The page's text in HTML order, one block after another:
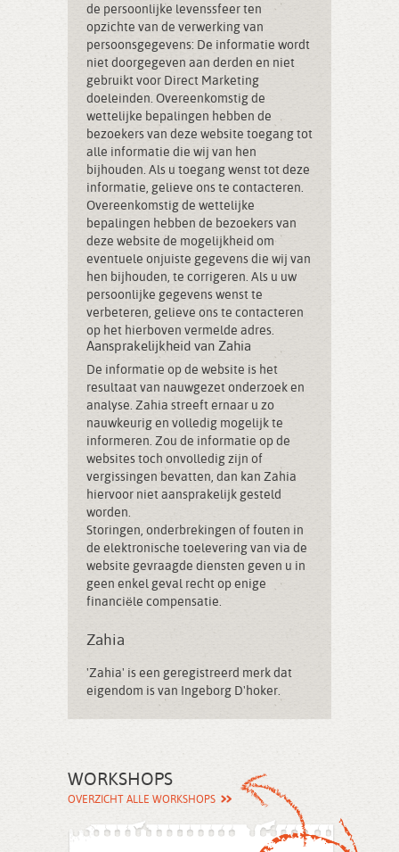
de persoonlijke levenssfeer ten
opzichte van de verwerking van
persoonsgegevens: De informatie wordt
niet doorgegeven aan derden en niet
gebruikt voor Direct Marketing
doeleinden. Overeenkomstig de
wettelijke bepalingen hebben de
bezoekers van deze website toegang tot
alle informatie die wij van hen
bijhouden. Als u toegang wenst tot deze
informatie, gelieve ons te contacteren.
Overeenkomstig de wettelijke
bepalingen hebben de bezoekers van
deze website de mogelijkheid om
eventuele onjuiste gegevens die wij van
hen bijhouden, te corrigeren. Als u uw
persoonlijke gegevens wenst te
verbeteren, gelieve ons te contacteren
op het hierboven vermelde adres.
Aansprakelijkheid van Zahia
De informatie op de website is het
resultaat van nauwgezet onderzoek en
analyse. Zahia streeft ernaar u zo
nauwkeurig en volledig mogelijk te
informeren. Zou de informatie op de
websites toch onvolledig zijn of
vergissingen bevatten, dan kan Zahia
hiervoor niet aansprakelijk gesteld
worden.
Storingen, onderbrekingen of fouten in
de elektronische toelevering van via de
website gevraagde diensten geven u in
geen enkel geval recht op enige
financiële compensatie.
Zahia
'Zahia' is een geregistreerd merk dat
eigendom is van Ingeborg D'hoker.
WORKSHOPS
OVERZICHT ALLE WORKSHOPS